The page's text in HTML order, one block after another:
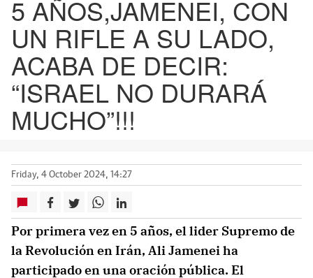
5 AÑOS,JAMENEI, CON
UN RIFLE A SU LADO,
ACABA DE DECIR:
“ISRAEL NO DURARÁ
MUCHO”!!!
Friday, 4 October 2024, 14:27
Por primera vez en 5 años, el lider Supremo de
la Revolución en Irán, Ali Jamenei ha
participado en una oración pública. El